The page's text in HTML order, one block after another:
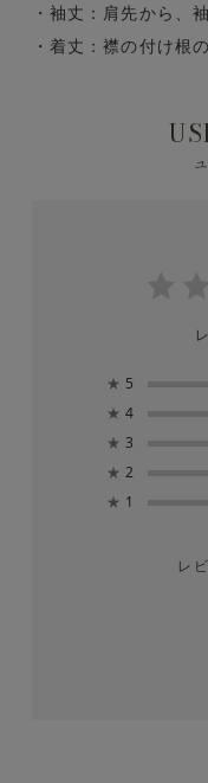
・袖丈：肩先から、
・着丈：襟の付け根
★ 5
★ 4
★ 3
★ 2
★ 1
レ